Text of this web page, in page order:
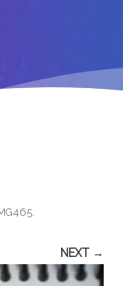
.
NEXT →